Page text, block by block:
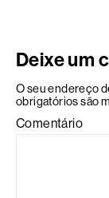
Deixe um
O seu endereço
obrigatórios são
Comentário